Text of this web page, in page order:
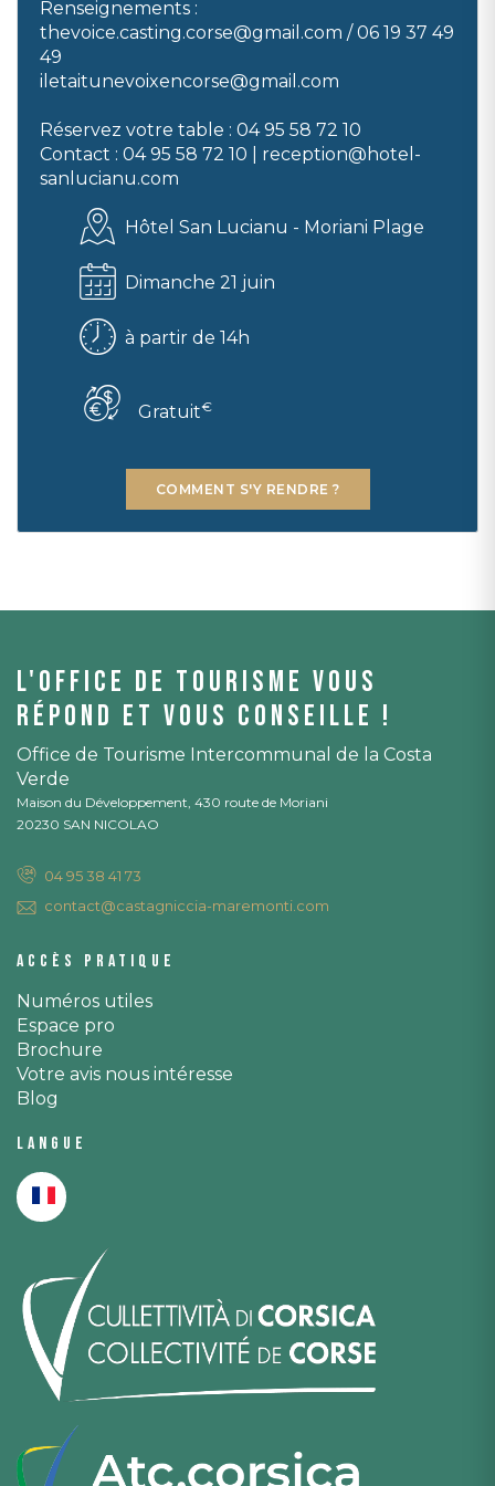
https://forms.gle/x5fDjxrWx1Guf7WWA
Pour le concert(ouvert à tous) :
Entrée libre sur réservation d’une table
Au restaurant A Muredda ou à la Paillote Beach Bar.
Renseignements :
thevoice.casting.corse@gmail.com / 06 19 37 49
49
iletaitunevoixencorse@gmail.com
Réservez votre table : 04 95 58 72 10
Contact : 04 95 58 72 10 | reception@hotel-
sanlucianu.com
Hôtel San Lucianu - Moriani Plage
Dimanche 21 juin
à partir de 14h
Gratuit€
COMMENT S'Y RENDRE ?
L'office de tourisme vous
répond et vous conseille !
Office de Tourisme Intercommunal de la Costa
Verde
Maison du Développement, 430 route de Moriani
20230 SAN NICOLAO
04 95 38 41 73
contact@castagniccia-maremonti.com
Accès pratique
Numéros utiles
Espace pro
Brochure
Votre avis nous intéresse
Blog
Langue